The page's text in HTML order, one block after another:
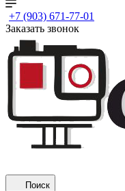
+7 (903) 671-77-01
Заказать звонок
Поиск